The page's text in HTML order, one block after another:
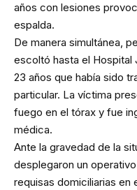
años con lesiones
espalda.
De manera simultánea,
escoltó hasta el Hospital
23 años que había sido
particular. La víctima
fuego en el tórax y fue
médica.
Ante la gravedad de la
desplegaron un
requisas domiciliarias en